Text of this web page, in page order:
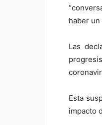
haber un
Las
Esta
impacto